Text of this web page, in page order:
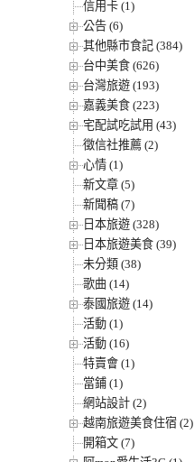
信用卡 (1)
公告 (6)
其他縣市食記 (384)
台中美食 (626)
台灣旅遊 (193)
嘉義美食 (223)
宅配試吃試用 (43)
徵信社推薦 (2)
心情 (1)
新文章 (5)
新聞稿 (7)
日本旅遊 (328)
日本旅遊美食 (39)
未分類 (38)
歌曲 (14)
泰國旅遊 (14)
活動 (1)
活動 (16)
特賣會 (1)
當鋪 (1)
網站設計 (2)
越南旅遊美食住宿 (2)
開箱文 (7)